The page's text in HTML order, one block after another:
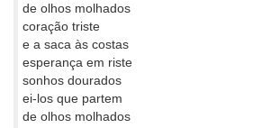
de olhos molhados
coração triste
e a saca às costas
esperança em riste
sonhos dourados
ei-los que partem
de olhos molhados